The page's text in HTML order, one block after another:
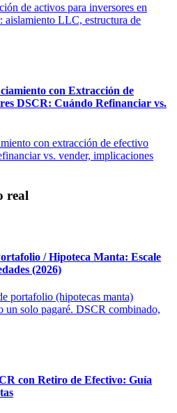
de activos para inversores en
aislamiento LLC, estructura de
con Extracción de
DSCR: Cuándo Refinanciar vs.
con extracción de efectivo
vs. vender, implicaciones
real
/ Hipoteca Manta: Escale
(2026)
portafolio (hipotecas manta)
un solo pagaré. DSCR combinado,
con Retiro de Efectivo: Guía